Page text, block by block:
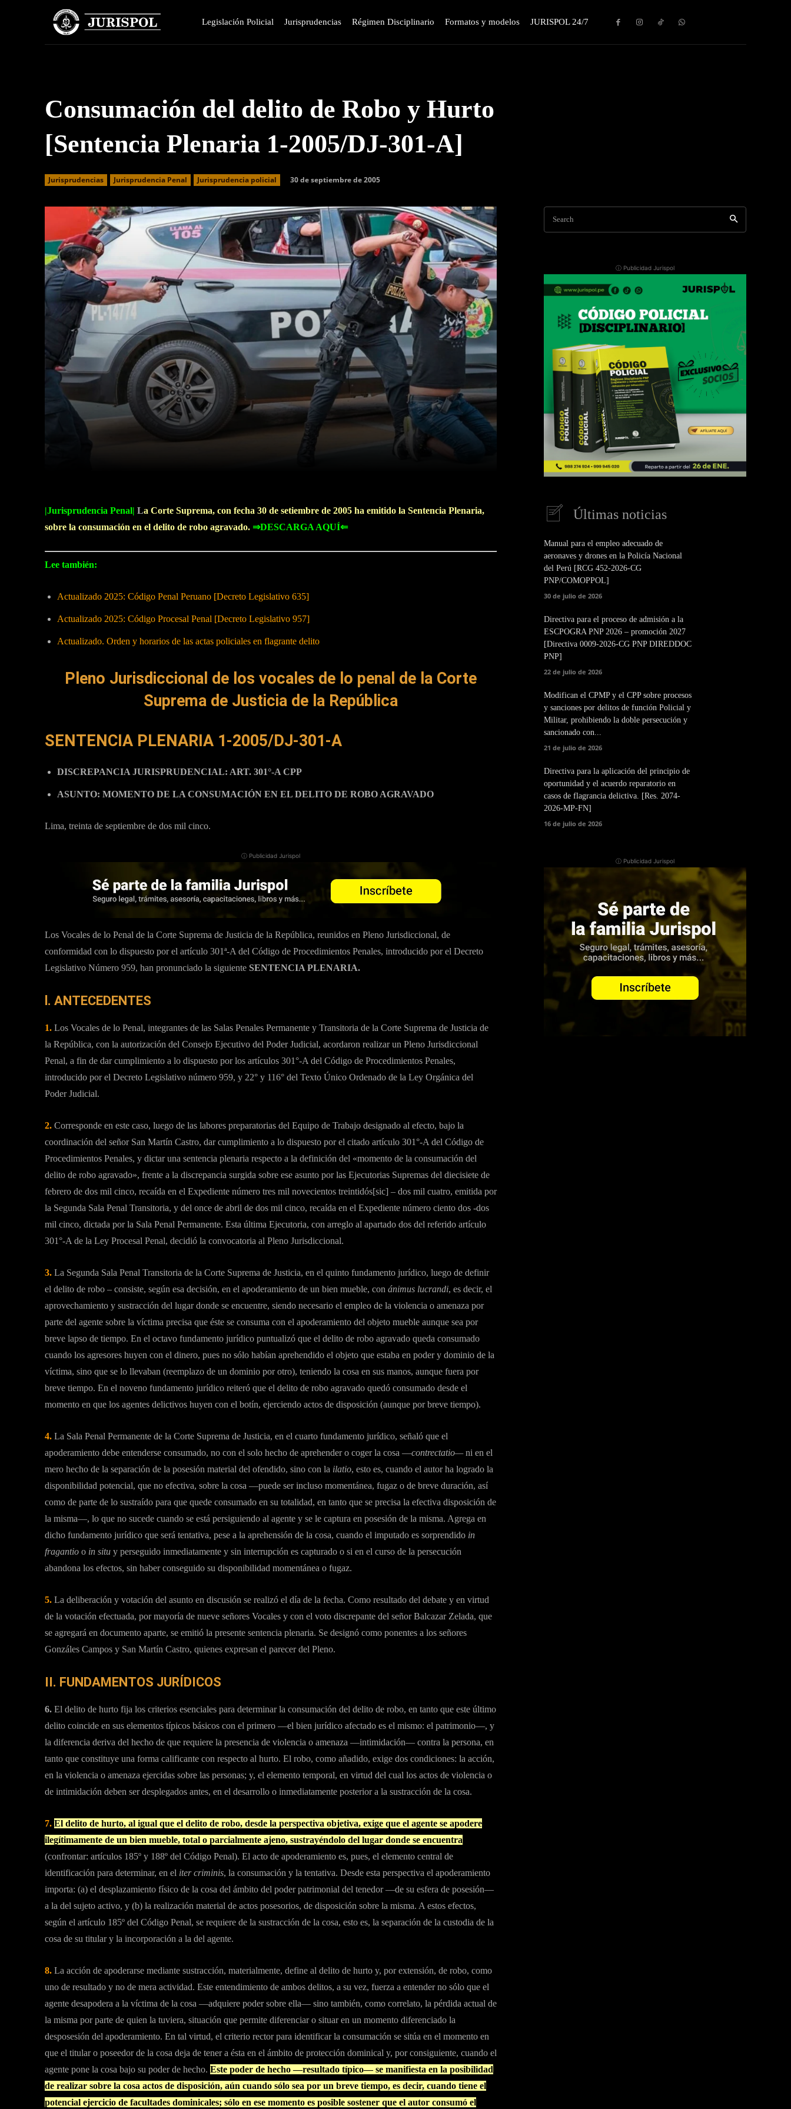
Legislación Policial Jurisprudencias Régimen Disciplinario Formatos y modelos JURISPOL 24/7
Consumación del delito de Robo y Hurto
[Sentencia Plenaria 1-2005/DJ-301-A]
Jurisprudencias Jurisprudencia Penal Jurisprudencia policial 30 de septiembre de 2005
|Jurisprudencia Penal| La Corte Suprema, con fecha 30 de setiembre de 2005 ha emitido la Sentencia Plenaria,
sobre la consumación en el delito de robo agravado. ⇒DESCARGA AQUÍ⇐
Lee también:
Actualizado 2025: Código Penal Peruano [Decreto Legislativo 635]
Actualizado 2025: Código Procesal Penal [Decreto Legislativo 957]
Actualizado. Orden y horarios de las actas policiales en flagrante delito
Pleno Jurisdiccional de los vocales de lo penal de la Corte
Suprema de Justicia de la República
SENTENCIA PLENARIA 1-2005/DJ-301-A
DISCREPANCIA JURISPRUDENCIAL: ART. 301°-A CPP
ASUNTO: MOMENTO DE LA CONSUMACIÓN EN EL DELITO DE ROBO AGRAVADO
Lima, treinta de septiembre de dos mil cinco.
ⓘ Publicidad Jurispol
Los Vocales de lo Penal de la Corte Suprema de Justicia de la República, reunidos en Pleno Jurisdiccional, de
conformidad con lo dispuesto por el artículo 301ª-A del Código de Procedimientos Penales, introducido por el Decreto
Legislativo Número 959, han pronunciado la siguiente SENTENCIA PLENARIA.
l. ANTECEDENTES
1. Los Vocales de lo Penal, integrantes de las Salas Penales Permanente y Transitoria de la Corte Suprema de Justicia de
la República, con la autorización del Consejo Ejecutivo del Poder Judicial, acordaron realizar un Pleno Jurisdiccional
Penal, a fin de dar cumplimiento a lo dispuesto por los artículos 301°-A del Código de Procedimientos Penales,
introducido por el Decreto Legislativo número 959, y 22° y 116° del Texto Único Ordenado de la Ley Orgánica del
Poder Judicial.
2. Corresponde en este caso, luego de las labores preparatorias del Equipo de Trabajo designado al efecto, bajo la
coordinación del señor San Martín Castro, dar cumplimiento a lo dispuesto por el citado artículo 301°-A del Código de
Procedimientos Penales, y dictar una sentencia plenaria respecto a la definición del «momento de la consumación del
delito de robo agravado», frente a la discrepancia surgida sobre ese asunto por las Ejecutorias Supremas del diecisiete de
febrero de dos mil cinco, recaída en el Expediente número tres mil novecientos treintidós[sic] – dos mil cuatro, emitida por
la Segunda Sala Penal Transitoria, y del once de abril de dos mil cinco, recaída en el Expediente número ciento dos -dos
mil cinco, dictada por la Sala Penal Permanente. Esta última Ejecutoria, con arreglo al apartado dos del referido artículo
301°-A de la Ley Procesal Penal, decidió la convocatoria al Pleno Jurisdiccional.
3. La Segunda Sala Penal Transitoria de la Corte Suprema de Justicia, en el quinto fundamento jurídico, luego de definir
el delito de robo – consiste, según esa decisión, en el apoderamiento de un bien mueble, con ánimus lucrandi, es decir, el
aprovechamiento y sustracción del lugar donde se encuentre, siendo necesario el empleo de la violencia o amenaza por
parte del agente sobre la víctima precisa que éste se consuma con el apoderamiento del objeto mueble aunque sea por
breve lapso de tiempo. En el octavo fundamento jurídico puntualizó que el delito de robo agravado queda consumado
cuando los agresores huyen con el dinero, pues no sólo habían aprehendido el objeto que estaba en poder y dominio de la
víctima, sino que se lo llevaban (reemplazo de un dominio por otro), teniendo la cosa en sus manos, aunque fuera por
breve tiempo. En el noveno fundamento jurídico reiteró que el delito de robo agravado quedó consumado desde el
momento en que los agentes delictivos huyen con el botín, ejerciendo actos de disposición (aunque por breve tiempo).
4. La Sala Penal Permanente de la Corte Suprema de Justicia, en el cuarto fundamento jurídico, señaló que el
apoderamiento debe entenderse consumado, no con el solo hecho de aprehender o coger la cosa —contrectatio—ni en el
mero hecho de la separación de la posesión material del ofendido, sino con la ilatio, esto es, cuando el autor ha logrado la
disponibilidad potencial, que no efectiva, sobre la cosa —puede ser incluso momentánea, fugaz o de breve duración, así
como de parte de lo sustraído para que quede consumado en su totalidad, en tanto que se precisa la efectiva disposición de
la misma—, lo que no sucede cuando se está persiguiendo al agente y se le captura en posesión de la misma. Agrega en
dicho fundamento jurídico que será tentativa, pese a la aprehensión de la cosa, cuando el imputado es sorprendido in
fragantio o in situ y perseguido inmediatamente y sin interrupción es capturado o si en el curso de la persecución
abandona los efectos, sin haber conseguido su disponibilidad momentánea o fugaz.
5. La deliberación y votación del asunto en discusión se realizó el día de la fecha. Como resultado del debate y en virtud
de la votación efectuada, por mayoría de nueve señores Vocales y con el voto discrepante del señor Balcazar Zelada, que
se agregará en documento aparte, se emitió la presente sentencia plenaria. Se designó como ponentes a los señores
Gonzáles Campos y San Martín Castro, quienes expresan el parecer del Pleno.
II. FUNDAMENTOS JURÍDICOS
6. El delito de hurto fija los criterios esenciales para determinar la consumación del delito de robo, en tanto que este último
delito coincide en sus elementos típicos básicos con el primero —el bien jurídico afectado es el mismo: el patrimonio—, y
la diferencia deriva del hecho de que requiere la presencia de violencia o amenaza —intimidación— contra la persona, en
tanto que constituye una forma calificante con respecto al hurto. El robo, como añadido, exige dos condiciones: la acción,
en la violencia o amenaza ejercidas sobre las personas; y, el elemento temporal, en virtud del cual los actos de violencia o
de intimidación deben ser desplegados antes, en el desarrollo o inmediatamente posterior a la sustracción de la cosa.
7. El delito de hurto, al igual que el delito de robo, desde la perspectiva objetiva, exige que el agente se apodere
ilegítimamente de un bien mueble, total o parcialmente ajeno, sustrayéndolo del lugar donde se encuentra
(confrontar: artículos 185º y 188º del Código Penal). El acto de apoderamiento es, pues, el elemento central de
identificación para determinar, en el iter criminis, la consumación y la tentativa. Desde esta perspectiva el apoderamiento
importa: (a) el desplazamiento físico de la cosa del ámbito del poder patrimonial del tenedor —de su esfera de posesión—
a la del sujeto activo, y (b) la realización material de actos posesorios, de disposición sobre la misma. A estos efectos,
según el artículo 185º del Código Penal, se requiere de la sustracción de la cosa, esto es, la separación de la custodia de la
cosa de su titular y la incorporación a la del agente.
8. La acción de apoderarse mediante sustracción, materialmente, define al delito de hurto y, por extensión, de robo, como
uno de resultado y no de mera actividad. Este entendimiento de ambos delitos, a su vez, fuerza a entender no sólo que el
agente desapodera a la víctima de la cosa —adquiere poder sobre ella— sino también, como correlato, la pérdida actual de
la misma por parte de quien la tuviera, situación que permite diferenciar o situar en un momento diferenciado la
desposesión del apoderamiento. En tal virtud, el criterio rector para identificar la consumación se sitúa en el momento en
que el titular o poseedor de la cosa deja de tener a ésta en el ámbito de protección dominical y, por consiguiente, cuando el
agente pone la cosa bajo su poder de hecho. Este poder de hecho —resultado típico— se manifiesta en la posibilidad
de realizar sobre la cosa actos de disposición, aún cuando sólo sea por un breve tiempo, es decir, cuando tiene el
potencial ejercicio de facultades dominicales; sólo en ese momento es posible sostener que el autor consumó el
Search
ⓘ Publicidad Jurispol
Últimas noticias
Manual para el empleo adecuado de
aeronaves y drones en la Policía Nacional
del Perú [RCG 452-2026-CG
PNP/COMOPPOL]
30 de julio de 2026
Directiva para el proceso de admisión a la
ESCPOGRA PNP 2026 – promoción 2027
[Directiva 0009-2026-CG PNP DIREDDOC
PNP]
22 de julio de 2026
Modifican el CPMP y el CPP sobre procesos
y sanciones por delitos de función Policial y
Militar, prohibiendo la doble persecución y
sancionado con...
21 de julio de 2026
Directiva para la aplicación del principio de
oportunidad y el acuerdo reparatorio en
casos de flagrancia delictiva. [Res. 2074-
2026-MP-FN]
16 de julio de 2026
ⓘ Publicidad Jurispol